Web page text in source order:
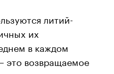
литий-
их
в каждом
это возвращаемое